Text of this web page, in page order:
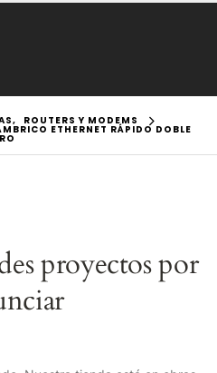
, ROUTERS Y MODEMS
ETHERNET RÁPIDO DOBLE
proyectos por